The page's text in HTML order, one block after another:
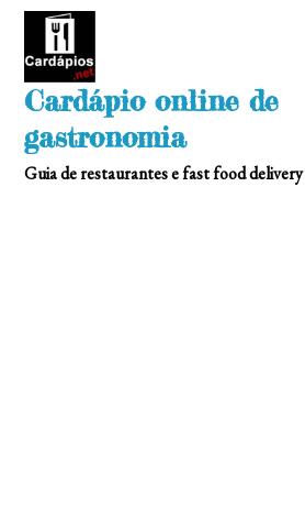
Skip
Cardápio online de
gastronomia
Guia de restaurantes e fast food delivery